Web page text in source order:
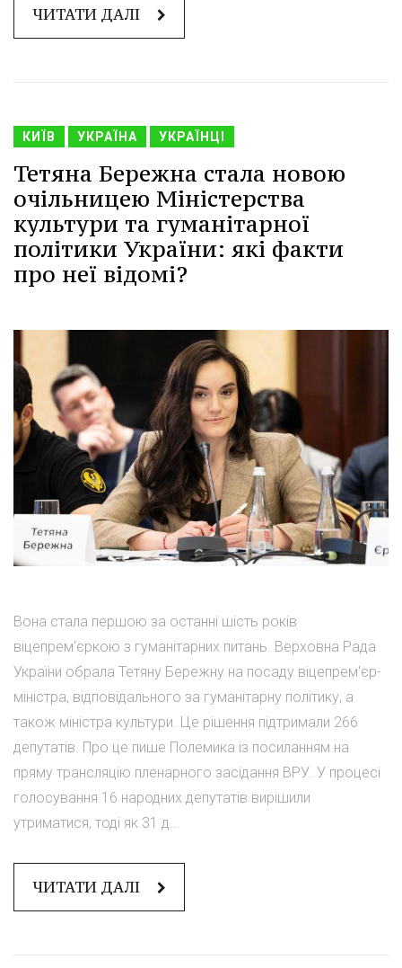
ЧИТАТИ ДАЛІ
КИЇВ УКРАЇНА УКРАЇНЦІ
Тетяна Бережна стала новою
очільницею Міністерства
культури та гуманітарної
політики України: які факти
про неї відомі?
Вона стала першою за останні шість років
віцепрем'єркою з гуманітарних питань. Верховна Рада
України обрала Тетяну Бережну на посаду віцепрем'єр-
міністра, відповідального за гуманітарну політику, а
також міністра культури. Це рішення підтримали 266
депутатів. Про це пише Полемика із посиланням на
пряму трансляцію пленарного засідання ВРУ. У процесі
голосування 16 народних депутатів вирішили
утриматися, тоді як 31 д...
ЧИТАТИ ДАЛІ